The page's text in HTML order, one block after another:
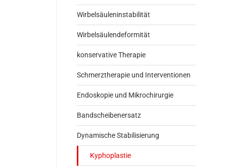
Wirbelsäuleninstabilität
Wirbelsäulendeformität
konservative Therapie
Schmerztherapie und Interventionen
Endoskopie und Mikrochirurgie
Bandscheibenersatz
Dynamische Stabilisierung
Kyphoplastie